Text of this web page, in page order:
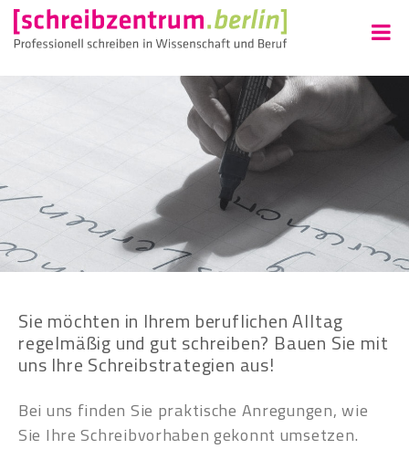
Sie möchten in Ihrem beruflichen Alltag
regelmäßig und gut schreiben? Bauen Sie mit
uns Ihre Schreibstrategien aus!
Bei uns finden Sie praktische Anregungen, wie
Sie Ihre Schreibvorhaben gekonnt umsetzen.